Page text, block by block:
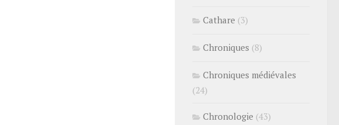
Cathare (3)
Chroniques (8)
Chroniques médiévales
(24)
Chronologie (43)